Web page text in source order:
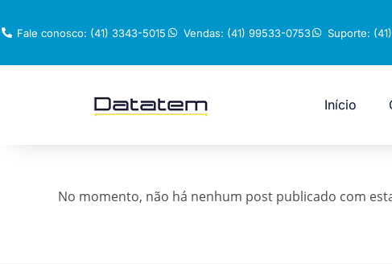
Fale conosco: (41) 3343-5015 Vendas: (41) 99533-0753 Suporte:
Início
No momento, não há nenhum post publicado com